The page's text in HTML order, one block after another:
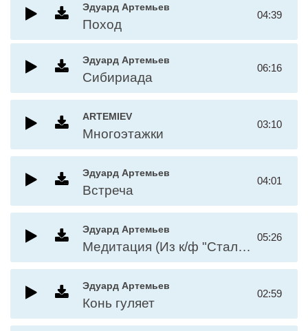
Эдуард Артемьев
Поход
04:39
Эдуард Артемьев
Сибириада
06:16
ARTEMIEV
Многоэтажки
03:10
Эдуард Артемьев
Встреча
04:01
Эдуард Артемьев
Медитация (Из к/ф "Сталкер")
05:26
Эдуард Артемьев
Конь гуляет
02:59